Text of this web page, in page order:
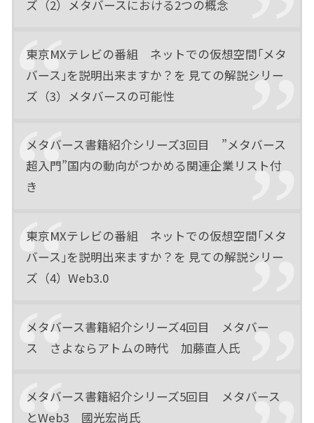
ズ（2）メタバースにおける2つの概念
東京MXテレビの番組 ネットでの仮想空間｢メタ
バース｣を説明出来ますか？を 見ての解説シリー
ズ（3）メタバースの可能性
メタバース書籍紹介シリーズ3回目 ”メタバース
超入門”国内の動向がつかめる関連企業リスト付
き
東京MXテレビの番組 ネットでの仮想空間｢メタ
バース｣を説明出来ますか？を 見ての解説シリー
ズ（4）Web3.0
メタバース書籍紹介シリーズ4回目 メタバー
ス さよならアトムの時代 加藤直人氏
メタバース書籍紹介シリーズ5回目 メタバース
とWeb3 國光宏尚氏